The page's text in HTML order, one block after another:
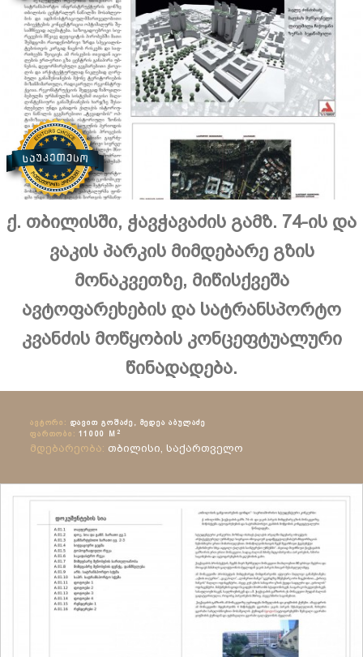
ქ. თბილისში, ჭავჭავაძის გამზ. 74-ის და
ვაკის პარკის მიმდებარე გზის
მონაკვეთზე, მიწისქვეშა
ავტოფარეხების და სატრანსპორტო
კვანძის მოწყობის კონცეფტუალური
წინადადება.
ᲐᲕᲢᲝᲠᲘ: ᲓᲐᲕᲘᲗ ᲒᲝᲨᲐᲫᲔ, ᲛᲔᲓᲔᲐ ᲐᲑᲣᲚᲐᲫᲔ
ᲤᲐᲠᲗᲝᲑᲘ: 11000 M 2
მდებარეობა: თბილისი, საქართველო